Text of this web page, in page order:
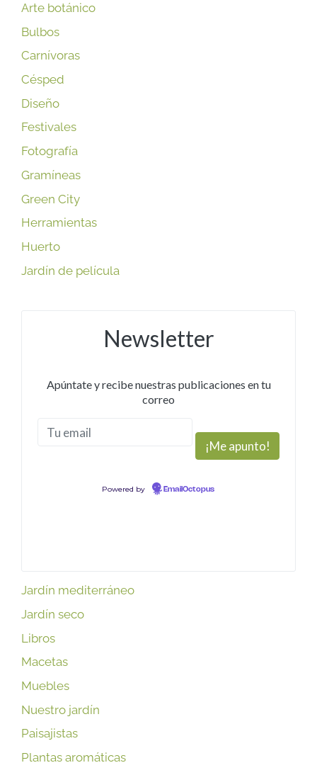
Arte botánico
Bulbos
Carnívoras
Césped
Diseño
Festivales
Fotografía
Gramíneas
Green City
Herramientas
Huerto
Jardín de película
Newsletter
Apúntate y recibe nuestras publicaciones en tu
correo
Powered by EmailOctopus
Jardín mediterráneo
Jardín seco
Libros
Macetas
Muebles
Nuestro jardín
Paisajistas
Plantas aromáticas